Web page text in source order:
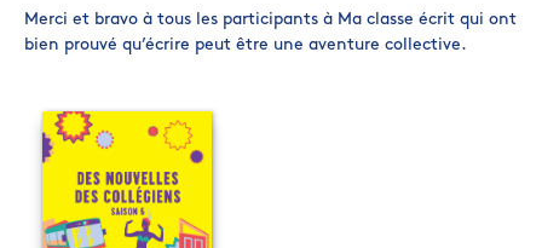
Merci et bravo à tous les participants à Ma classe écrit qui ont
bien prouvé qu’écrire peut être une aventure collective.